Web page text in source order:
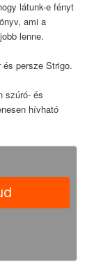
látunk-e fényt
ami a
lenne.
és persze Strigo.
szúró- és
hívható